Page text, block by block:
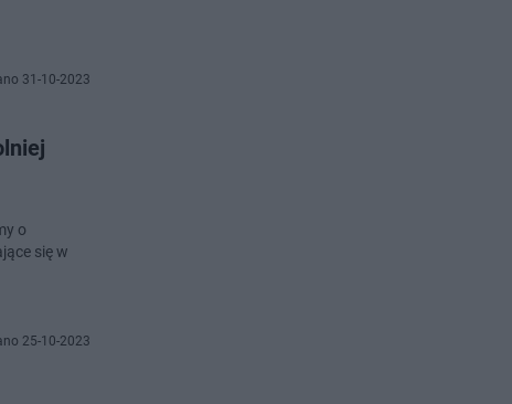
31-10-2023
o
się w
25-10-2023